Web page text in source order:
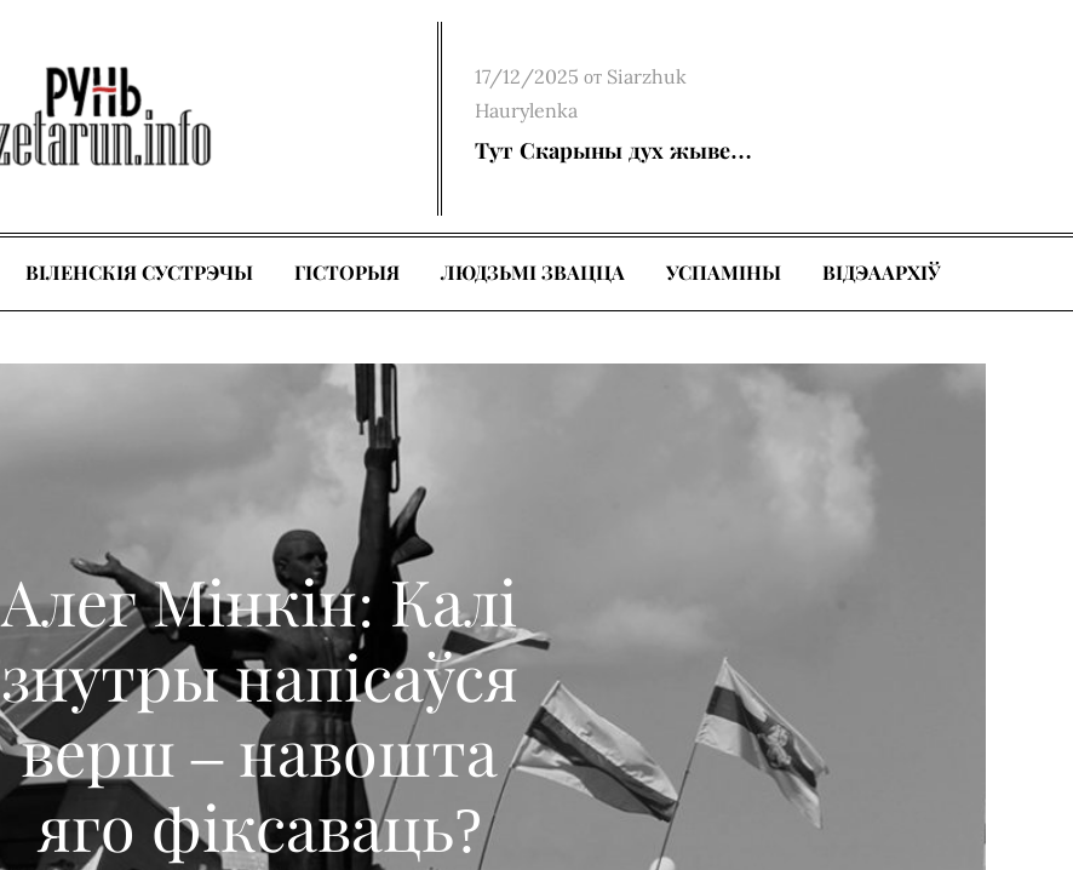
Posted
on
17/12/2025 от Siarzhuk
Haurylenka
Тут Скарыны дух жыве…
ВІЛЕНСКІЯ СУСТРЭЧЫ ГІСТОРЫЯ ЛЮДЗЬМІ ЗВАЦЦА УСПАМІНЫ ВІДЭААРХІЎ
Алег Мінкін: Калі
знутры напісаўся
верш – навошта
яго фіксаваць?